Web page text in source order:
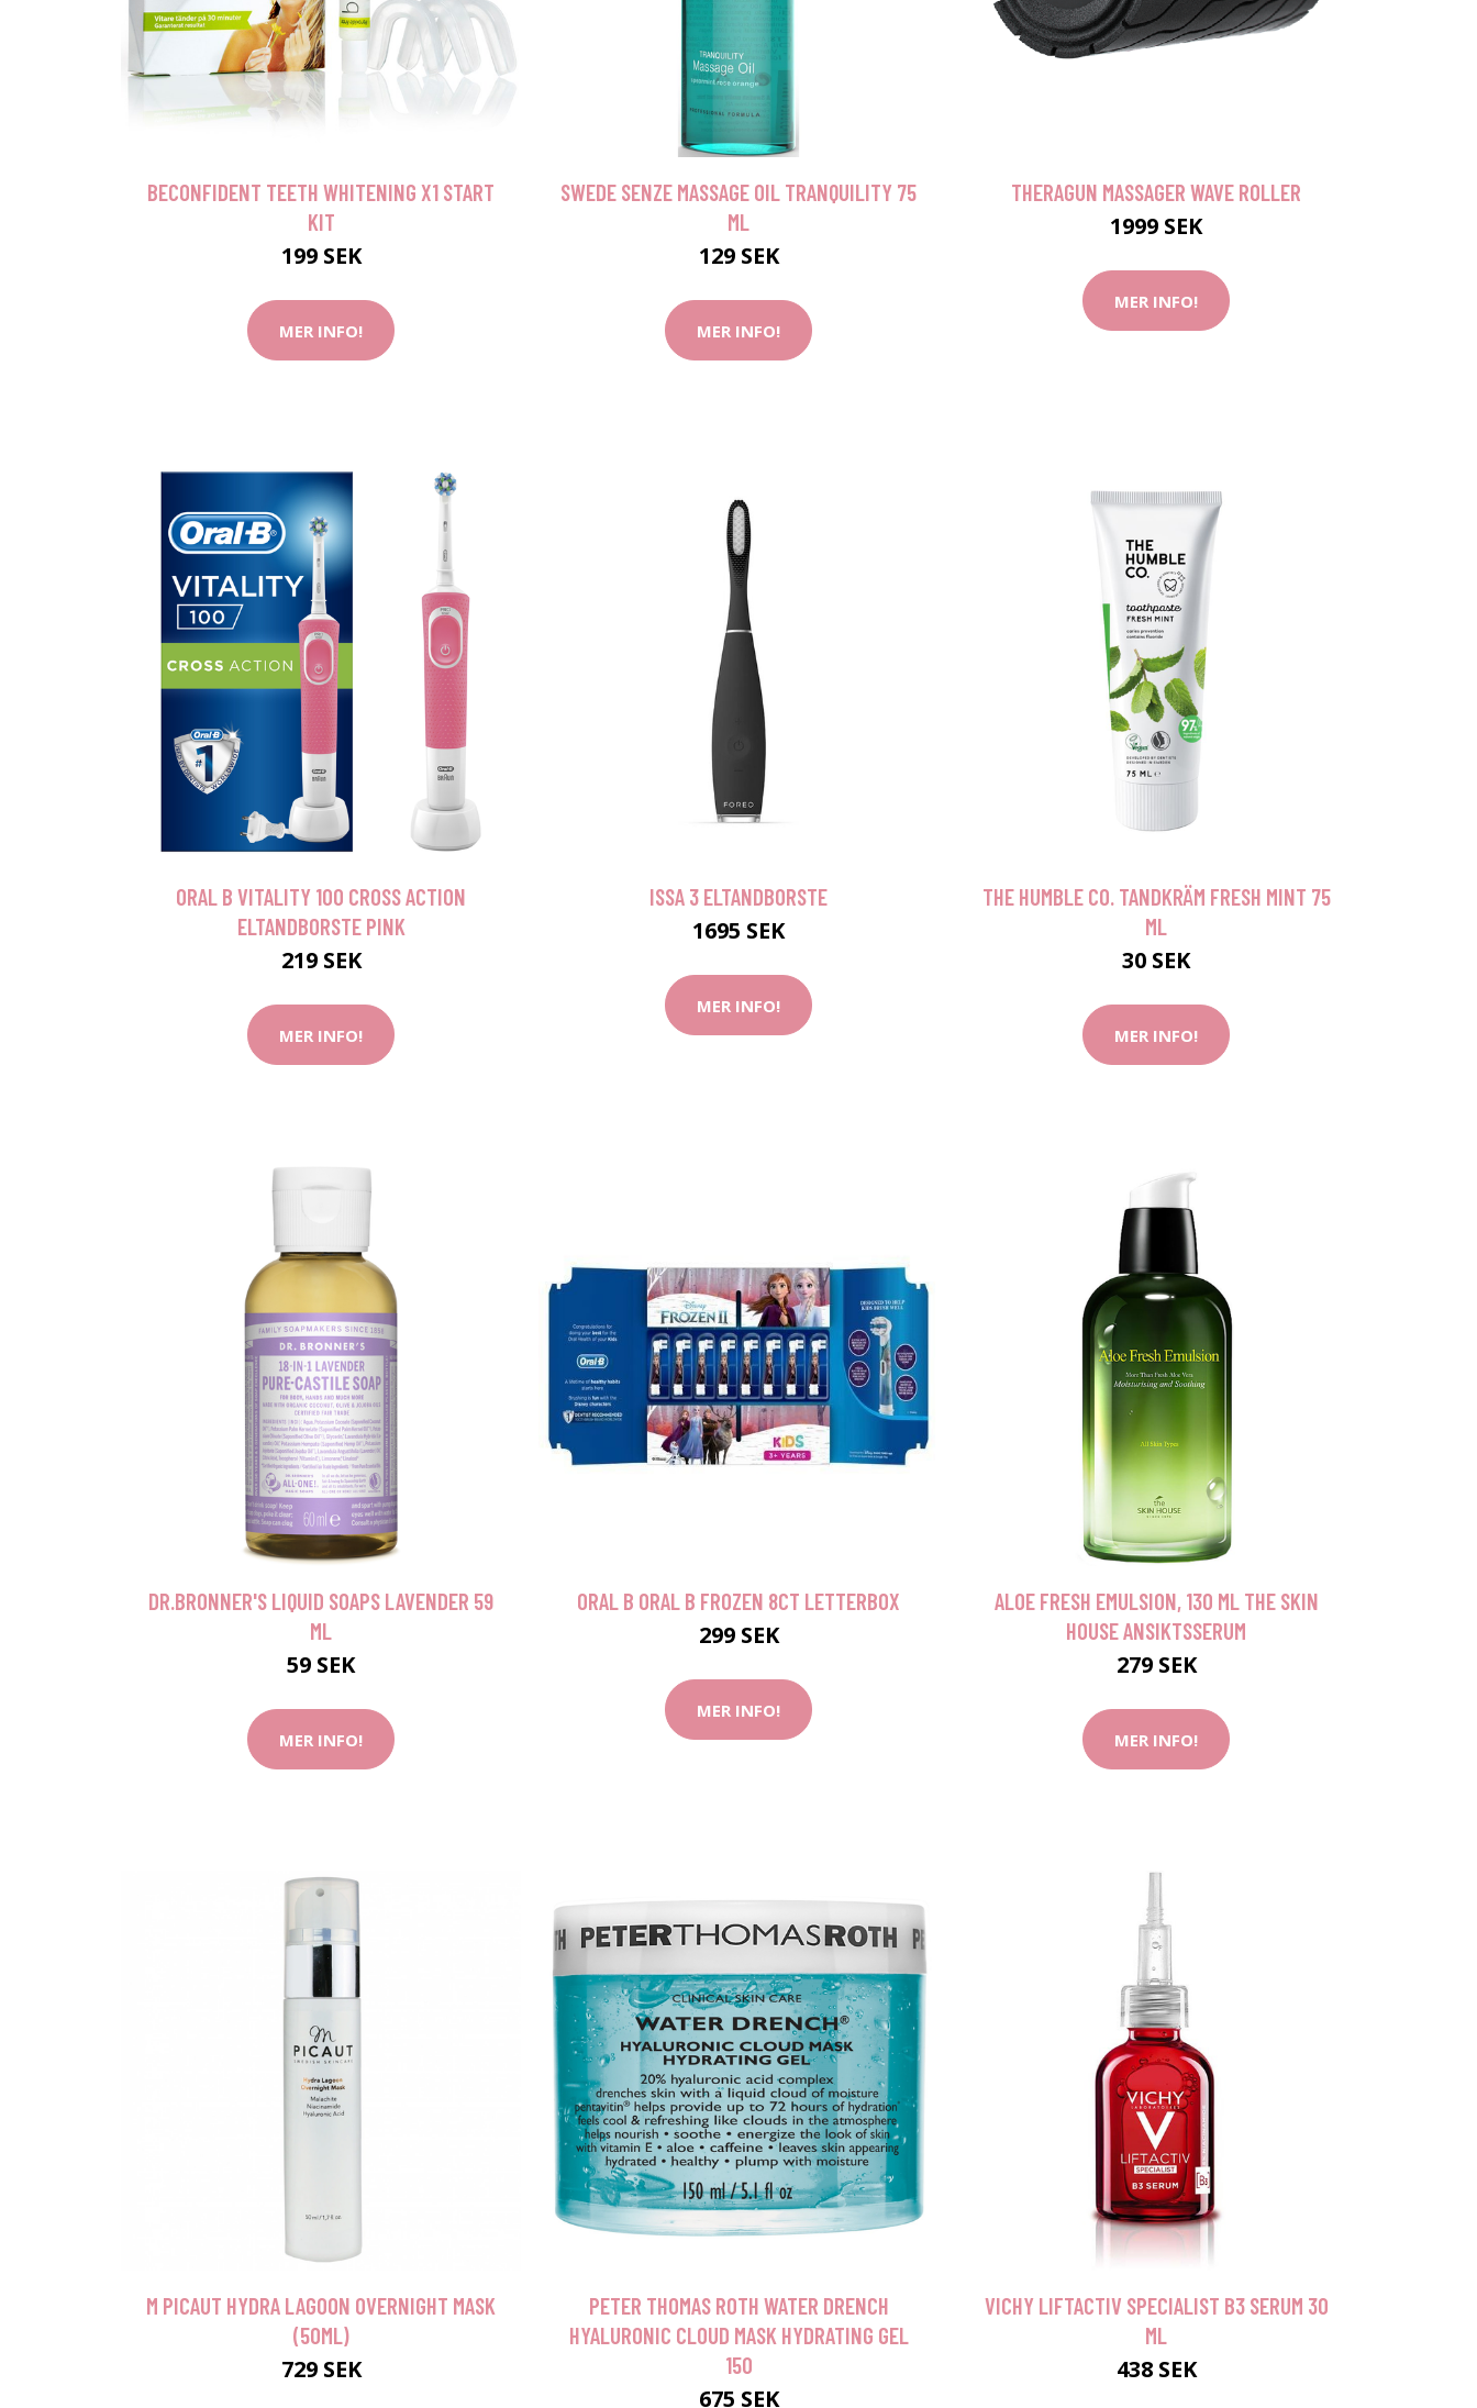
BECONFIDENT TEETH WHITENING X1 START
KIT
199 SEK
MER INFO!
SWEDE SENZE MASSAGE OIL TRANQUILITY 75
ML
129 SEK
MER INFO!
THERAGUN MASSAGER WAVE ROLLER
1999 SEK
MER INFO!
ORAL B VITALITY 100 CROSS ACTION
ELTANDBORSTE PINK
219 SEK
MER INFO!
ISSA 3 ELTANDBORSTE
1695 SEK
MER INFO!
THE HUMBLE CO. TANDKRÄM FRESH MINT 75
ML
30 SEK
MER INFO!
DR.BRONNER'S LIQUID SOAPS LAVENDER 59
ML
59 SEK
MER INFO!
ORAL B ORAL B FROZEN 8CT LETTERBOX
299 SEK
MER INFO!
ALOE FRESH EMULSION, 130 ML THE SKIN
HOUSE ANSIKTSSERUM
279 SEK
MER INFO!
M PICAUT HYDRA LAGOON OVERNIGHT MASK
(50ML)
729 SEK
PETER THOMAS ROTH WATER DRENCH
HYALURONIC CLOUD MASK HYDRATING GEL
150
675 SEK
VICHY LIFTACTIV SPECIALIST B3 SERUM 30
ML
438 SEK